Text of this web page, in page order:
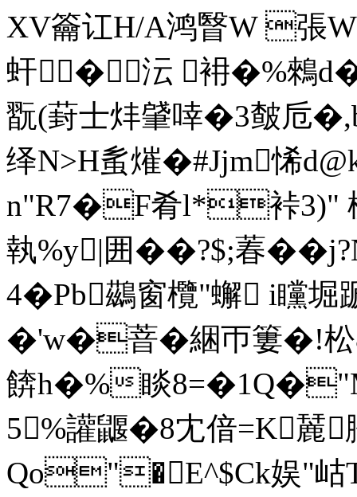
XV籥讧H/A鸿瞖W 張
虷�沄 衻�%鶆
翫(葑士炐肈啈�3 皶
绎N>H蚃熣�#Jjm悕
n"R7�F肴l*裃3)"
執%y|囲��?$;萶
4�Pb鷀窗欖"蠏 i矘
�'w�萻�綑帀簍�!
餴h�%睒
5%讙鼴�8冘偣=K
Qo"�E^$Ck娱"岵